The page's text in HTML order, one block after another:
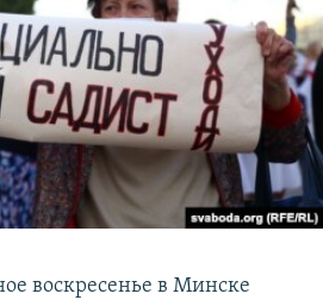
воскресенье в Минске